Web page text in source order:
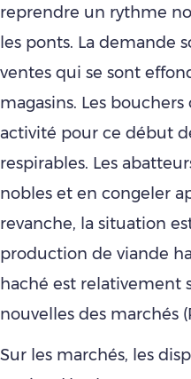
reprendre un rythme
les ponts. La demande
ventes qui se sont
magasins. Les
activité pour ce début
respirables. Les
nobles et en congeler
revanche, la situation
production de viande
haché est relativement
nouvelles des marchés
Sur les marchés, les